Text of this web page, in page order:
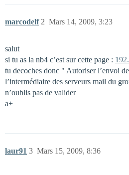
marcodelf Mars 14, 2009, 3:23
2
salut
si tu as la nb4 c’est sur cette page :
tu decoches donc " Autoriser l’envoi
l’intermédiaire des serveurs mail du
n’oublis pas de valider
a+
laur91 Mars 15, 2009, 8:36
3